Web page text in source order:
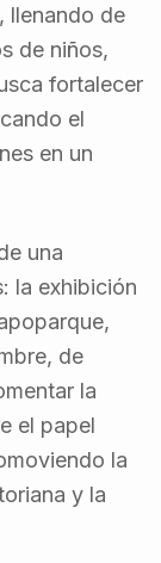
llenando de
de niños,
fortalecer
el
en un
una
la exhibición
de
la
el papel
la
y la